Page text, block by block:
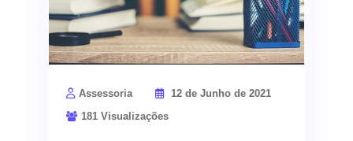
Assessoria
12 de Junho de 2021
181 Visualizações